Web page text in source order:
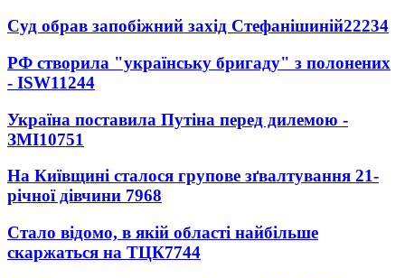
Суд обрав запобіжний захід Стефанішиній22234
РФ створила "українську бригаду" з полонених
- ISW11244
Україна поставила Путіна перед дилемою -
ЗМІ10751
На Київщині сталося групове зґвалтування 21-
річної дівчини 7968
Стало відомо, в якій області найбільше
скаржаться на ТЦК7744